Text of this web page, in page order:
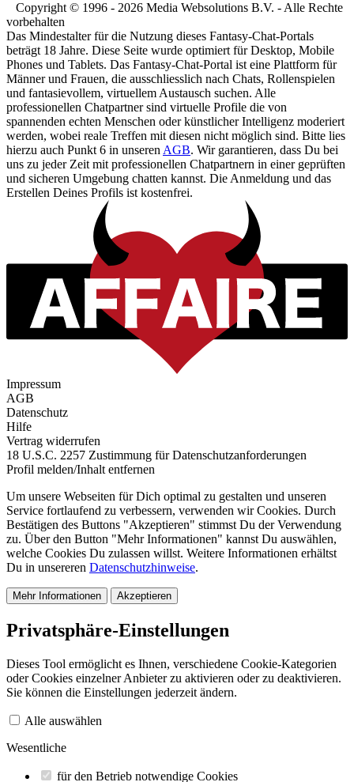
Copyright © 1996 - 2026 Media Websolutions B.V. - Alle Rechte
vorbehalten
Das Mindestalter für die Nutzung dieses Fantasy-Chat-Portals
beträgt 18 Jahre. Diese Seite wurde optimiert für Desktop, Mobile
Phones und Tablets. Das Fantasy-Chat-Portal ist eine Plattform für
Männer und Frauen, die ausschliesslich nach Chats, Rollenspielen
und fantasievollem, virtuellem Austausch suchen. Alle
professionellen Chatpartner sind virtuelle Profile die von
spannenden echten Menschen oder künstlicher Intelligenz moderiert
werden, wobei reale Treffen mit diesen nicht möglich sind. Bitte lies
hierzu auch Punkt 6 in unseren AGB. Wir garantieren, dass Du bei
uns zu jeder Zeit mit professionellen Chatpartnern in einer geprüften
und sicheren Umgebung chatten kannst. Die Anmeldung und das
Erstellen Deines Profils ist kostenfrei.
Impressum
AGB
Datenschutz
Hilfe
Vertrag widerrufen
18 U.S.C. 2257 Zustimmung für Datenschutzanforderungen
Profil melden/Inhalt entfernen
Um unsere Webseiten für Dich optimal zu gestalten und unseren
Service fortlaufend zu verbessern, verwenden wir Cookies. Durch
Bestätigen des Buttons "Akzeptieren" stimmst Du der Verwendung
zu. Über den Button "Mehr Informationen" kannst Du auswählen,
welche Cookies Du zulassen willst. Weitere Informationen erhältst
Du in unsereren Datenschutzhinweise.
Mehr Informationen Akzeptieren
Privatsphäre-Einstellungen
Dieses Tool ermöglicht es Ihnen, verschiedene Cookie-Kategorien
oder Cookies einzelner Anbieter zu aktivieren oder zu deaktivieren.
Sie können die Einstellungen jederzeit ändern.
Alle auswählen
Wesentliche
für den Betrieb notwendige Cookies